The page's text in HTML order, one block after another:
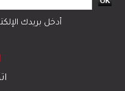
أدخل بريدك